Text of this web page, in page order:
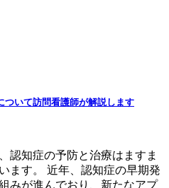
ついて訪問看護師が解説します
認知症の予防と治療はますま
ます。 近年、認知症の早期発
みが進んでおり、新たなアプ